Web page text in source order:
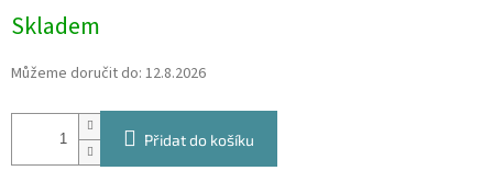
cena:
Skladem
Můžeme doručit do: 12.8.2026
Přidat do košíku